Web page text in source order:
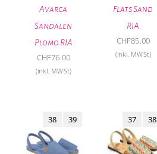
Avarca
Sandalen
Plomo RIA
CHF76.00
(inkl. MWSt)
Flats Sand
RIA
CHF85.00
(inkl. MWSt)
38 39 37 38